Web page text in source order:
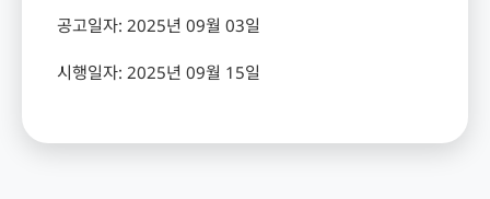
공고일자: 2025년 09월 03일
시행일자: 2025년 09월 15일